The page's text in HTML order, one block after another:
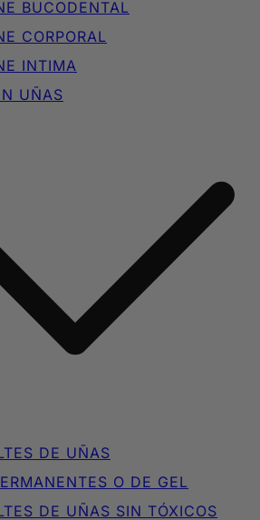
BUCODENTAL
CORPORAL
INTIMA
UÑAS
DE UÑAS
O DE GEL
DE UÑAS SIN TÓXICOS